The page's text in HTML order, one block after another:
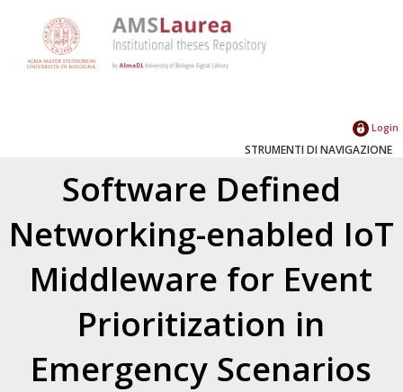
Login
STRUMENTI DI NAVIGAZIONE
Software Defined
Networking-enabled IoT
Middleware for Event
Prioritization in
Emergency Scenarios